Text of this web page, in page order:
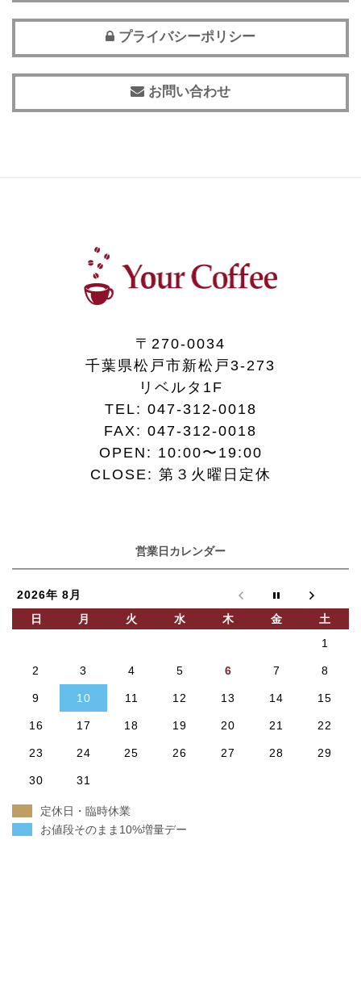
プライバシーポリシー
お問い合わせ
〒270-0034
千葉県松戸市新松戸3-273
リベルタ1F
TEL: 047-312-0018
FAX: 047-312-0018
OPEN: 10:00〜19:00
CLOSE: 第３火曜日定休
営業日カレンダー
2026年 8月
日
月 火 水 木 金
土
1
2 3 4 5 6 7 8
9 10 11 12 13 14 15
16 17 18 19 20 21 22
23 24 25 26 27 28 29
30 31
定休日・臨時休業
お値段そのまま10%増量デー